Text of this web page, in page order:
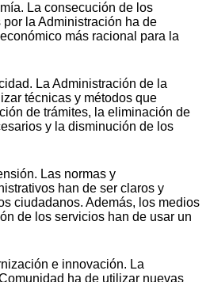
La consecución de los
la Administración ha de
más racional para la
La Administración de la
técnicas y métodos que
de trámites, la eliminación de
y la disminución de los
Las normas y
han de ser claros y
ciudadanos. Además, los medios
de los servicios han de usar un
e innovación. La
ha de utilizar nuevas